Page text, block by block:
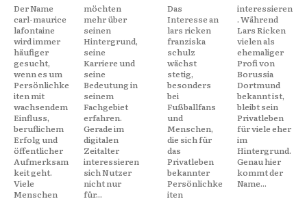
Der Name
carl-maurice
lafontaine
wird immer
häufiger
gesucht,
wenn es um
Persönlichke
iten mit
wachsendem
Einfluss,
beruflichem
Erfolg und
öffentlicher
Aufmerksam
keit geht.
Viele
Menschen
möchten
mehr über
seinen
Hintergrund,
seine
Karriere und
seine
Bedeutung in
seinem
Fachgebiet
erfahren.
Gerade im
digitalen
Zeitalter
interessieren
sich Nutzer
nicht nur
für...
Das
Interesse an
lars ricken
franziska
schulz
wächst
stetig,
besonders
bei
Fußballfans
und
Menschen,
die sich für
das
Privatleben
bekannter
Persönlichke
iten
interessieren
. Während
Lars Ricken
vielen als
ehemaliger
Profi von
Borussia
Dortmund
bekannt ist,
bleibt sein
Privatleben
für viele eher
im
Hintergrund.
Genau hier
kommt der
Name...